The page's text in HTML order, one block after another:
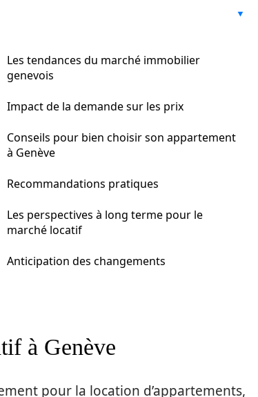
Les tendances du marché immobilier
genevois
Impact de la demande sur les prix
Conseils pour bien choisir son appartement
à Genève
Recommandations pratiques
Les perspectives à long terme pour le
marché locatif
Anticipation des changements
à Genève
pour la location d’appartements,